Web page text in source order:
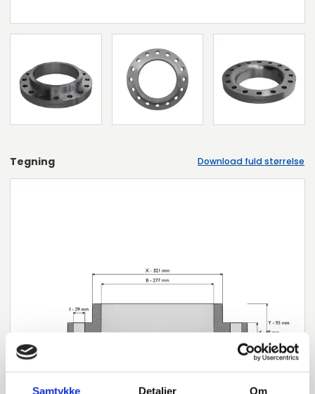
Samtykke Detaljer Om
Tegning Download fuld størrelse